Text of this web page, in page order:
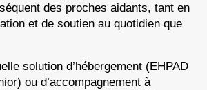
des proches aidants, tant en
et de soutien au quotidien que
solution d’hébergement (EHPAD
ou d’accompagnement à